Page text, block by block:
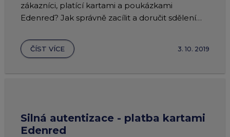
zákazníci, platící kartami a poukázkami
Edenred? Jak správně zacílit a doručit sdělení
ČÍST VÍCE 3. 10. 2019
Silná autentizace - platba kartami
Edenred